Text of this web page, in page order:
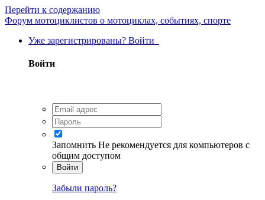
Перейти к содержанию
Форум мотоциклистов о мотоциклах, событиях, спорте
Уже зарегистрированы? Войти
Войти
Запомнить Не рекомендуется для компьютеров с
общим доступом
Войти
Забыли пароль?